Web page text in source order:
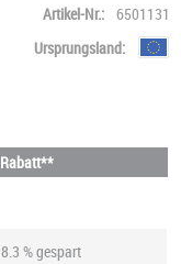
Artikel-Nr.: 6501131
Ursprungsland:
Rabatt**
8.3 % gespart